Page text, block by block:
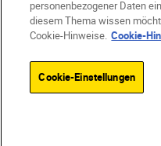
Cookie-Hinweise
Cookie-Einstellungen
© 2026 Nikon
personenbezogener Daten
diesem Thema wissen
Cookie-Hinweise. Cookie-
Cookie-Einstellungen